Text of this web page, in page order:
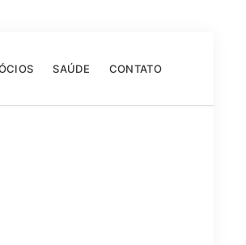
SAÚDE CONTATO